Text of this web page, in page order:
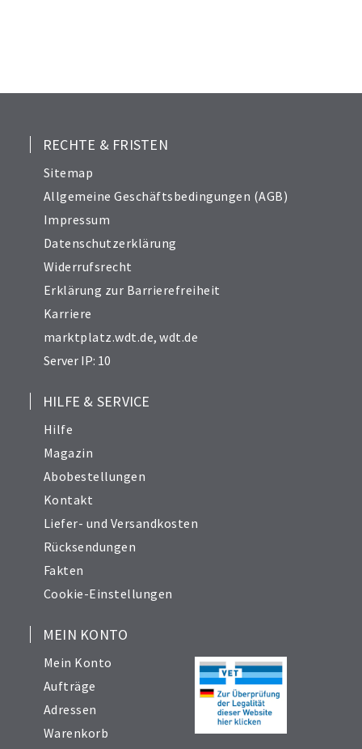
RECHTE & FRISTEN
Sitemap
Allgemeine Geschäftsbedingungen (AGB)
Impressum
Datenschutzerklärung
Widerrufsrecht
Erklärung zur Barrierefreiheit
Karriere
marktplatz.wdt.de,wdt.de
Server IP: 10
HILFE & SERVICE
Hilfe
Magazin
Abobestellungen
Kontakt
Liefer- und Versandkosten
Rücksendungen
Fakten
Cookie-Einstellungen
MEIN KONTO
Mein Konto
Aufträge
Adressen
Warenkorb